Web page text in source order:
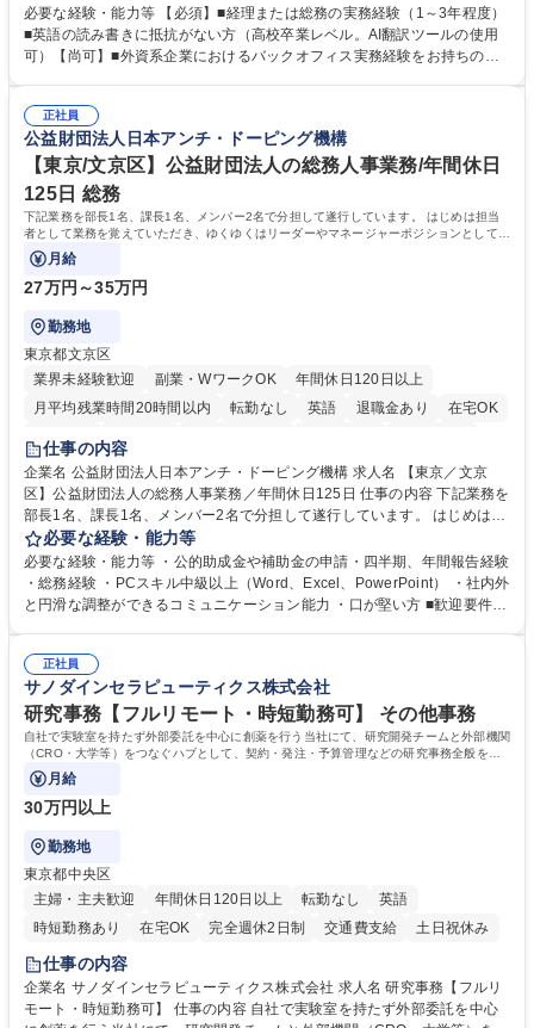
バックオフィス業務からスタートし組織を支える専任担当として広く活躍
できる環境です。 ■日常経理、月次および年次決算サポート業務 ■本国
（グローバル）との英文メール対応（AI翻訳ツール等を使用しての対応で
業務をお任せします。残業も基本的には発生せず、ご自身のペースで業務
を進めやすく定着率の高い環境です。 募集職種 東京【経理・総務】週1日
出社程度のリモート中心/残業基本無/独立系ファーム
必要な経験・能力等 【必須】■経理または総務の実務経験（1～3年程度）
■英語の読み書きに抵抗がない方（高校卒業レベル。AI翻訳ツールの使用
可）【尚可】■外資系企業におけるバックオフィス実務経験をお持ちの方
【働き方について】現在は週4日程度の在宅勤務を実施しており、ワーク
ライフバランスを重視する方に最適な環境です（フルリモートも面接で相
談可）。【求める人物像】幅広いバックオフィス業務に柔軟に対応でき、
社内外と円滑にコミュニケーションを取りながら業務を推進できる方 学
歴・資格 学歴：大学院 大学 高専 短大 専修学校 高校 語学力： 資格：
正社員
公益財団法人日本アンチ・ドーピング機構
【東京/文京区】公益財団法人の総務人事業務/年間休日
125日 総務
下記業務を部長1名、課長1名、メンバー2名で分担して遂行しています。 はじめは担当
者として業務を覚えていただき、ゆくゆくはリーダーやマネージャーポジションとして活
躍いただくことを期待しています。
月給
27万円～35万円
勤務地
東京都文京区
業界未経験歓迎
副業・WワークOK
年間休日120日以上
月平均残業時間20時間以内
転勤なし 英語 退職金あり
在宅OK
賞与あり
育休あり
食事補助あり
仕事の内容
企業名 公益財団法人日本アンチ・ドーピング機構 求人名 【東京／文京
区】公益財団法人の総務人事業務／年間休日125日 仕事の内容 下記業務を
部長1名、課長1名、メンバー2名で分担して遂行しています。 はじめは担
当者として業務を覚えていただき、ゆくゆくはリーダーやマネージャーポ
ジションとして活躍いただくことを期待しています。 【総務・人事グルー
プの業務内容】 ・人事制度関連 ・採用活動 ・教育研修の企画、実行 ・勤
怠管理 ・官公庁への各種提出 ・法定の会議運営（評議員会、理事会） ・
管理 ・福利厚生関連 ・職員からの問合せ、相談対応 ・その他日常の総務
業務全般 募集職種 【東京／文京区】公益財団法人の総務人事業務／年間
休日125日
必要な経験・能力等
必要な経験・能力等 ・公的助成金や補助金の申請・四半期、年間報告経験
・総務経験 ・PCスキル中級以上（Word、Excel、PowerPoint） ・社内外
と円滑な調整ができるコミュニケーション能力 ・口が堅い方 ■歓迎要件
正社員
サノダインセラピューティクス株式会社
研究事務【フルリモート・時短勤務可】 その他事務
自社で実験室を持たず外部委託を中心に創薬を行う当社にて、研究開発チームと外部機関
（CRO・大学等）をつなぐハブとして、契約・発注・予算管理などの研究事務全般をお
任せします。
月給
30万円以上
勤務地
東京都中央区
主婦・主夫歓迎
年間休日120日以上 転勤なし
英語
時短勤務あり
在宅OK 完全週休2日制 交通費支給 土日祝休み
仕事の内容
企業名 サノダインセラピューティクス株式会社 求人名 研究事務【フルリ
モート・時短勤務可】 仕事の内容 自社で実験室を持たず外部委託を中心